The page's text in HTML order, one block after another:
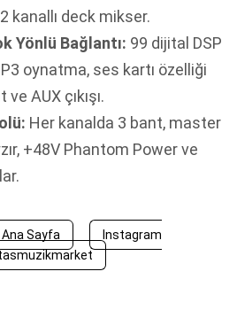
kanallı deck mikser.
Yönlü Bağlantı: 99 dijital DSP
oynatma, ses kartı özelliği
AUX çıkışı.
Her kanalda 3 bant, master
+48V Phantom Power ve
Sayfa
Instagram